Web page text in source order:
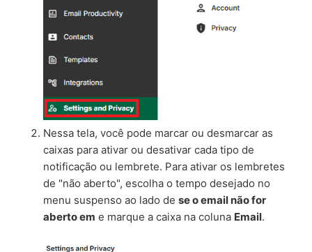
Nessa tela, você pode marcar ou desmarcar as
caixas para ativar ou desativar cada tipo de
notificação ou lembrete. Para ativar os lembretes
de "não aberto", escolha o tempo desejado no
menu suspenso ao lado dese o email não for
aberto em e marque a caixa na coluna Email.